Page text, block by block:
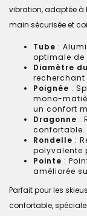
vibration, adaptée à
main sécurisée et
Tube :
optimale de
Diamètre
Poignée :
mono-
un confort
Dragonne :
confortable.
Rondelle :
polyvalente
Pointe :
améliorée
Parfait pour les
confortable,